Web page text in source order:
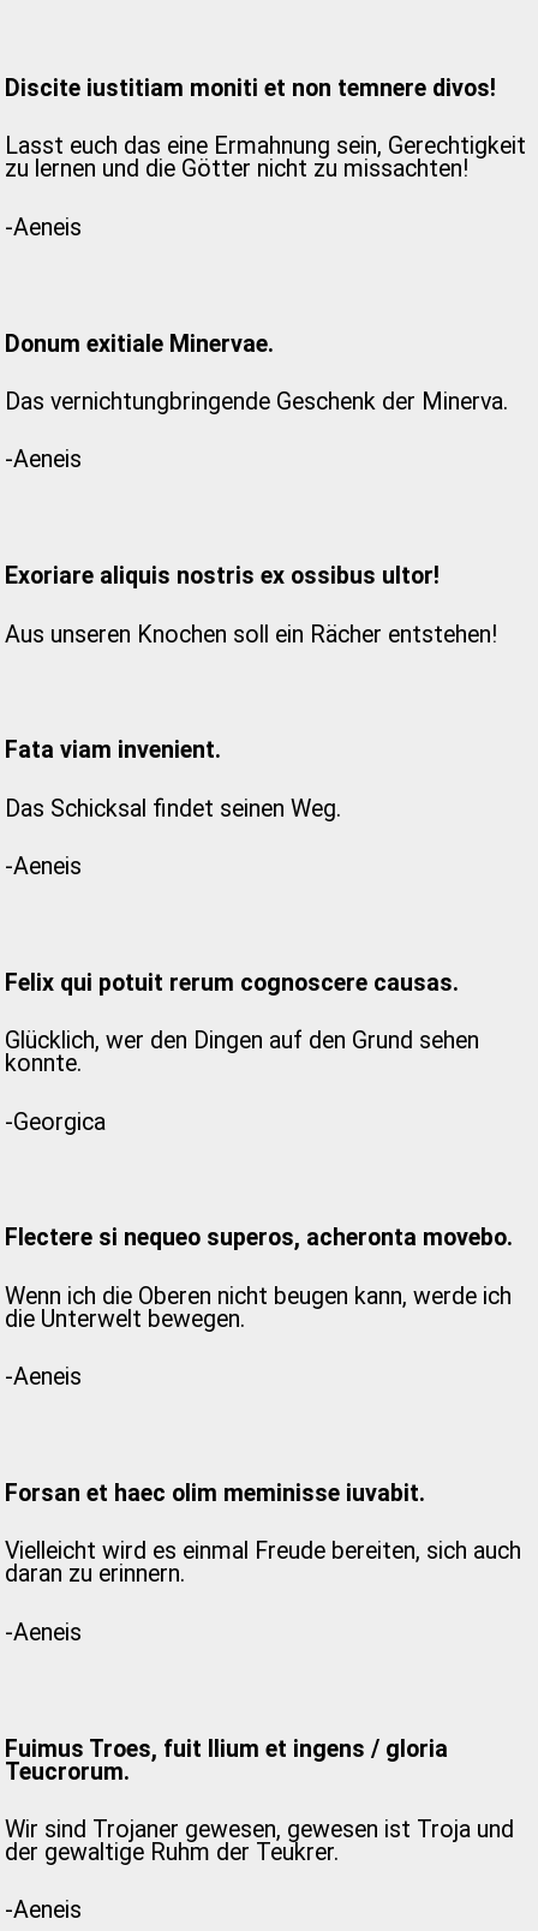
Discite iustitiam moniti et non temnere divos!
Lasst euch das eine Ermahnung sein, Gerechtigkeit
zu lernen und die Götter nicht zu missachten!
-Aeneis
Donum exitiale Minervae.
Das vernichtungbringende Geschenk der Minerva.
-Aeneis
Exoriare aliquis nostris ex ossibus ultor!
Aus unseren Knochen soll ein Rächer entstehen!
Fata viam invenient.
Das Schicksal findet seinen Weg.
-Aeneis
Felix qui potuit rerum cognoscere causas.
Glücklich, wer den Dingen auf den Grund sehen
konnte.
-Georgica
Flectere si nequeo superos, acheronta movebo.
Wenn ich die Oberen nicht beugen kann, werde ich
die Unterwelt bewegen.
-Aeneis
Forsan et haec olim meminisse iuvabit.
Vielleicht wird es einmal Freude bereiten, sich auch
daran zu erinnern.
-Aeneis
Fuimus Troes, fuit Ilium et ingens / gloria
Teucrorum.
Wir sind Trojaner gewesen, gewesen ist Troja und
der gewaltige Ruhm der Teukrer.
-Aeneis